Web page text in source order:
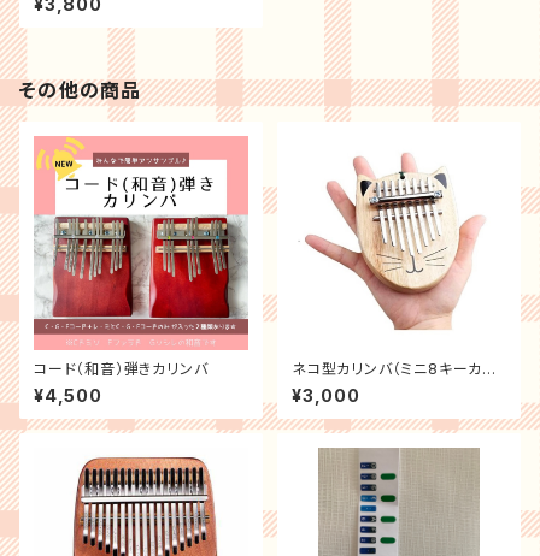
¥3,800
その他の商品
コード（和音）弾きカリンバ
¥4,500
ネコ型カリンバ（ミニ8キーカリ
ンバ）set＜30台限定＞
¥3,000